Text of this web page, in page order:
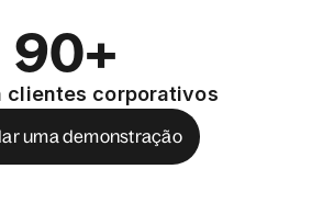
90+
clientes corporativos
uma demonstração